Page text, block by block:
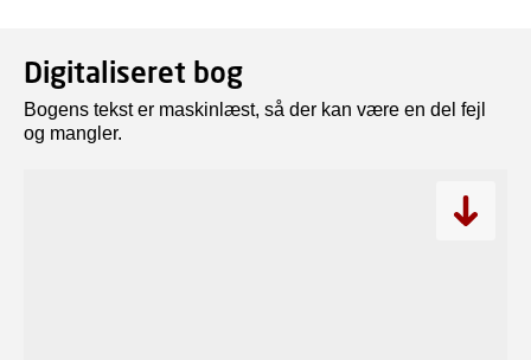
Digitaliseret bog
Bogens tekst er maskinlæst, så der kan være en del fejl
og mangler.